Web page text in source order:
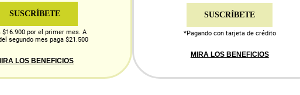
SUSCRÍBETE
$16.900 por el primer mes. A
segundo mes paga $21.500
LOS BENEFICIOS
SUSCRÍBETE
*Pagando con tarjeta de crédito
MIRA LOS BENEFICIOS